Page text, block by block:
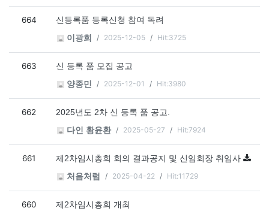
664
신등록품 등록신청 참여 독려
이광희
2025-12-05 Hit:3725
663
신 등록 품 모집 공고
양종민
2025-12-01 Hit:3980
662
2025년도 2차 신 등록 품 공고.
다인 황윤환
2025-05-27 Hit:7924
661
제2차임시총회 회의 결과공지 및 신임회장 취임사
처음처럼
2025-04-22 Hit:11729
660
제2차임시총회 개최